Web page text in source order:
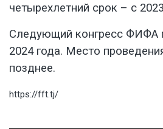
четырехлетний срок – с
Следующий конгресс ФИФА
2024 года. Место
позднее.
https://fft.tj/